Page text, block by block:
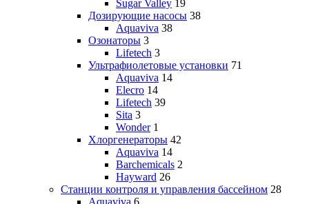
Sugar Valley 19
Дозирующие насосы 38
Aquaviva 38
Озонаторы 3
Lifetech 3
Ультрафиолетовые установки 71
Aquaviva 14
Elecro 14
Lifetech 39
Sita 3
Wonder 1
Хлоргенераторы 42
Aquaviva 14
Barchemicals 2
Hayward 26
Станции контроля и управления бассейном 28